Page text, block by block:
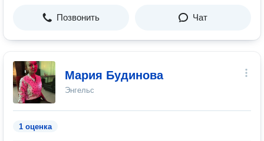
Позвонить Чат
Мария Будинова
Энгельс
1 оценка